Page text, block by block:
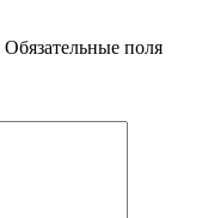
Обязательные поля